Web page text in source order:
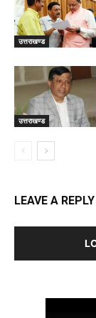
उत्तराखण्ड
उत्तराखण्ड
LEAVE A REPLY